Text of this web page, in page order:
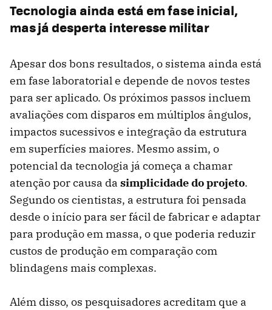
Tecnologia ainda está em fase inicial,
mas já desperta interesse militar
Apesar dos bons resultados, o sistema ainda está
em fase laboratorial e depende de novos testes
para ser aplicado. Os próximos passos incluem
avaliações com disparos em múltiplos ângulos,
impactos sucessivos e integração da estrutura
em superfícies maiores. Mesmo assim, o
potencial da tecnologia já começa a chamar
atenção por causa da simplicidade do projeto.
Segundo os cientistas, a estrutura foi pensada
desde o início para ser fácil de fabricar e adaptar
para produção em massa, o que poderia reduzir
custos de produção em comparação com
blindagens mais complexas.
Além disso, os pesquisadores acreditam que a